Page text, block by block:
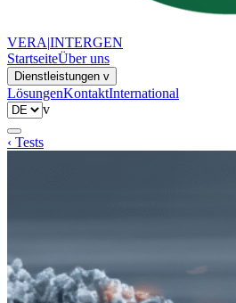
VERA|INTERGEN
StartseiteÜber uns
Dienstleistungen v
LösungenKontaktInternational
v
‹ Tests